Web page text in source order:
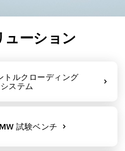
ューション
トルクローディング
システム
試験ベンチ